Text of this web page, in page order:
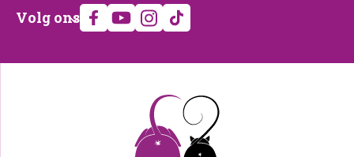
Volg
Volg ons